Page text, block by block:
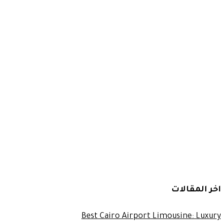
اخر المقالات
Best Cairo Airport Limousine: Luxury